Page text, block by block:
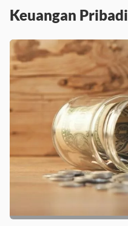
Keuangan Pribadi